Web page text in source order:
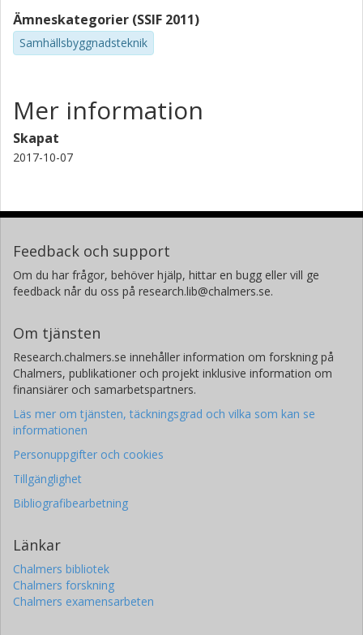
Ämneskategorier (SSIF 2011)
Samhällsbyggnadsteknik
Mer information
Skapat
2017-10-07
Feedback och support
Om du har frågor, behöver hjälp, hittar en bugg eller vill ge
feedback når du oss på research.lib@chalmers.se.
Om tjänsten
Research.chalmers.se innehåller information om forskning på
Chalmers, publikationer och projekt inklusive information om
finansiärer och samarbetspartners.
Läs mer om tjänsten, täckningsgrad och vilka som kan se
informationen
Personuppgifter och cookies
Tillgänglighet
Bibliografibearbetning
Länkar
Chalmers bibliotek
Chalmers forskning
Chalmers examensarbeten